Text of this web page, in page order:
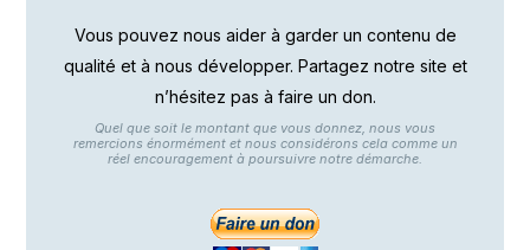
Vous pouvez nous aider à garder un contenu de
qualité et à nous développer. Partagez notre site et
n’hésitez pas à faire un don.
Quel que soit le montant que vous donnez, nous vous
remercions énormément et nous considérons cela comme un
réel encouragement à poursuivre notre démarche.